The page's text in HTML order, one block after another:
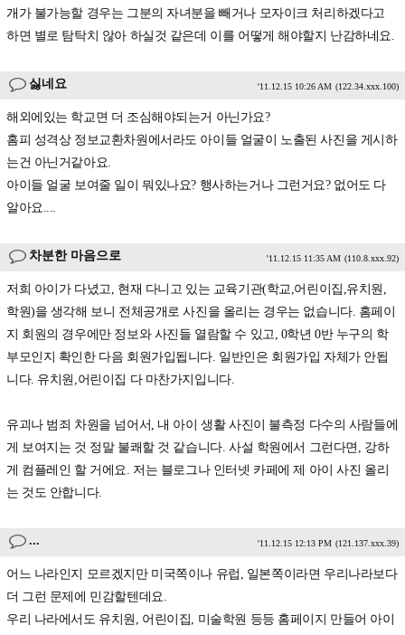
개가 불가능할 경우는 그분의 자녀분을 빼거나 모자이크 처리하겠다고
하면 별로 탐탁치 않아 하실것 같은데 이를 어떻게 해야할지 난감하네요.
싫네요 '11.12.15 10:26 AM (122.34.xxx.100)
해외에있는 학교면 더 조심해야되는거 아닌가요?
홈피 성격상 정보교환차원에서라도 아이들 얼굴이 노출된 사진을 게시하
는건 아닌거같아요.
아이들 얼굴 보여줄 일이 뭐있나요? 행사하는거나 그런거요? 없어도 다
알아요....
차분한 마음으로 '11.12.15 11:35 AM (110.8.xxx.92)
저희 아이가 다녔고, 현재 다니고 있는 교육기관(학교,어린이집,유치원,
학원)을 생각해 보니 전체공개로 사진을 올리는 경우는 없습니다. 홈페이
지 회원의 경우에만 정보와 사진들 열람할 수 있고, 0학년 0반 누구의 학
부모인지 확인한 다음 회원가입됩니다. 일반인은 회원가입 자체가 안됩
니다. 유치원,어린이집 다 마찬가지입니다.
유괴나 범죄 차원을 넘어서, 내 아이 생활 사진이 불측정 다수의 사람들에
게 보여지는 것 정말 불쾌할 것 같습니다. 사설 학원에서 그런다면, 강하
게 컴플레인 할 거에요. 저는 블로그나 인터넷 카페에 제 아이 사진 올리
는 것도 안합니다.
... '11.12.15 12:13 PM (121.137.xxx.39)
어느 나라인지 모르겠지만 미국쪽이나 유럽, 일본쪽이라면 우리나라보다
더 그런 문제에 민감할텐데요.
우리 나라에서도 유치원, 어린이집, 미술학원 등등 홈페이지 만들어 아이